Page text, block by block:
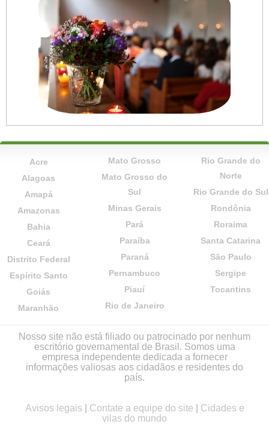
Acre
Alagoas
Amapá
Amazonas
Bahia
Ceará
Distrito Federal
Espírito Santo
Goiás
Maranhão
Mato Grosso
Mato Grosso do
Sul
Minas Gerais
Pará
Paraíba
Paraná
Pernambuco
Piauí
Rio de Janeiro
Rio Grande do
Norte
Rio Grande do Sul
Rondônia
Roraima
Santa Catarina
São Paulo
Sergipe
Tocantins
Nosso site não está filiado ou patrocinado por nenhum
escritório governamental de Brasil. Somos uma
empresa independente dedicada a fornecer
informações valiosas aos cidadãos e residentes do
país.
Avisos legais Contate a equipe do site
Cidades e
vilas do mundo